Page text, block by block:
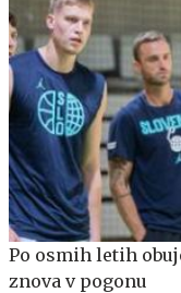
Po osmih letih
znova v pogonu